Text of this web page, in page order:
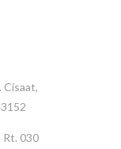
Cisaat,
Rt. 030